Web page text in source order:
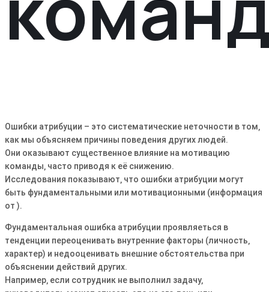
Ошибки атрибуции – это систематические неточности в том‚
как мы объясняем причины поведения других людей.
Они оказывают существенное влияние на мотивацию
команды‚ часто приводя к её снижению.
Исследования показывают‚ что ошибки атрибуции могут
быть фундаментальными или мотивационными (информация
от ).
Фундаментальная ошибка атрибуции проявляеться в
тенденции переоценивать внутренние факторы (личность‚
характер) и недооценивать внешние обстоятельства при
объяснении действий других.
Например‚ если сотрудник не выполнил задачу‚